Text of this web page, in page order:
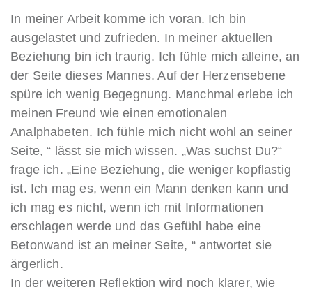
In meiner Arbeit komme ich voran. Ich bin
ausgelastet und zufrieden. In meiner aktuellen
Beziehung bin ich traurig. Ich fühle mich alleine, an
der Seite dieses Mannes. Auf der Herzensebene
spüre ich wenig Begegnung. Manchmal erlebe ich
meinen Freund wie einen emotionalen
Analphabeten. Ich fühle mich nicht wohl an seiner
Seite, “ lässt sie mich wissen. „Was suchst Du?“
frage ich. „Eine Beziehung, die weniger kopflastig
ist. Ich mag es, wenn ein Mann denken kann und
ich mag es nicht, wenn ich mit Informationen
erschlagen werde und das Gefühl habe eine
Betonwand ist an meiner Seite, “ antwortet sie
ärgerlich.
In der weiteren Reflektion wird noch klarer, wie